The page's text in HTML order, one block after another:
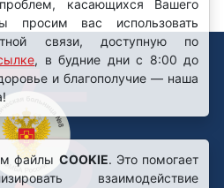
файлы COOKIE. Это помогает
взаимодействие